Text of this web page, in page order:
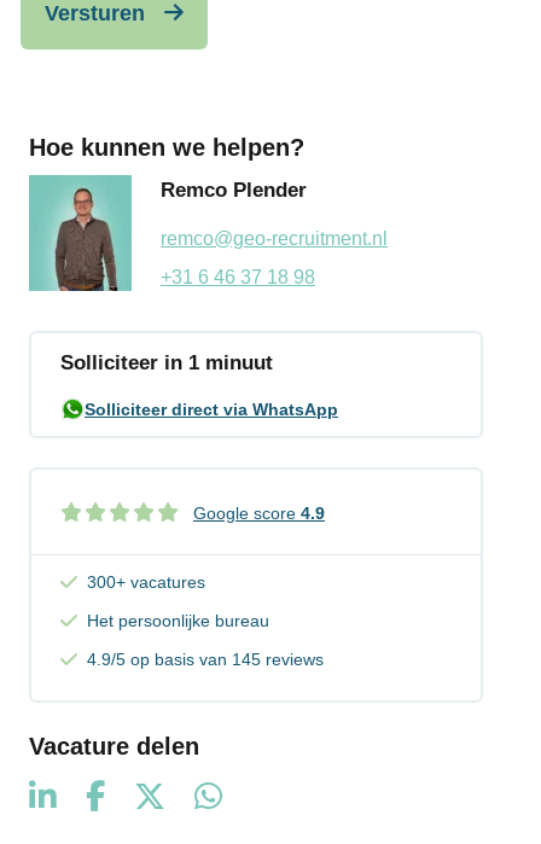
Versturen
Hoe kunnen we helpen?
Remco Plender
remco@geo-recruitment.nl
+31 6 46 37 18 98
Solliciteer in 1 minuut
Solliciteer direct via WhatsApp
Google score 4.9
300+ vacatures
Het persoonlijke bureau
4.9/5 op basis van 145 reviews
Vacature delen